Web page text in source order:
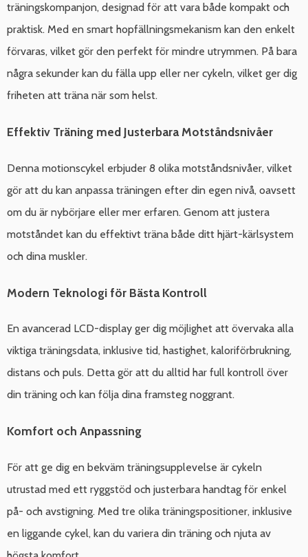
träningskompanjon, designad för att vara både kompakt och
praktisk. Med en smart hopfällningsmekanism kan den enkelt
förvaras, vilket gör den perfekt för mindre utrymmen. På bara
några sekunder kan du fälla upp eller ner cykeln, vilket ger dig
friheten att träna när som helst.
Effektiv Träning med Justerbara Motståndsnivåer
Denna motionscykel erbjuder 8 olika motståndsnivåer, vilket
gör att du kan anpassa träningen efter din egen nivå, oavsett
om du är nybörjare eller mer erfaren. Genom att justera
motståndet kan du effektivt träna både ditt hjärt-kärlsystem
och dina muskler.
Modern Teknologi för Bästa Kontroll
En avancerad LCD-display ger dig möjlighet att övervaka alla
viktiga träningsdata, inklusive tid, hastighet, kaloriförbrukning,
distans och puls. Detta gör att du alltid har full kontroll över
din träning och kan följa dina framsteg noggrant.
Komfort och Anpassning
För att ge dig en bekväm träningsupplevelse är cykeln
utrustad med ett ryggstöd och justerbara handtag för enkel
på- och avstigning. Med tre olika träningspositioner, inklusive
en liggande cykel, kan du variera din träning och njuta av